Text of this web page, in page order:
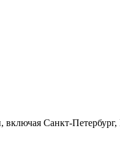
Санкт-